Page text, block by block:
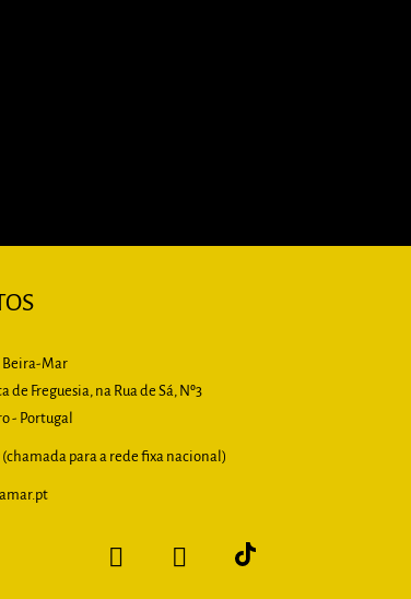
Beira-Mar
de Freguesia, na Rua de Sá, Nº3
- Portugal
(chamada para a rede fixa nacional)